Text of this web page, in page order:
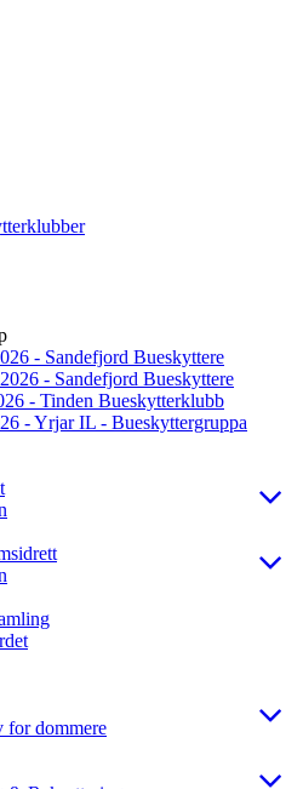
- Sandefjord Bueskyttere
- Sandefjord Bueskyttere
- Tinden Bueskytterklubb
- Yrjar IL - Bueskyttergruppa
for dommere